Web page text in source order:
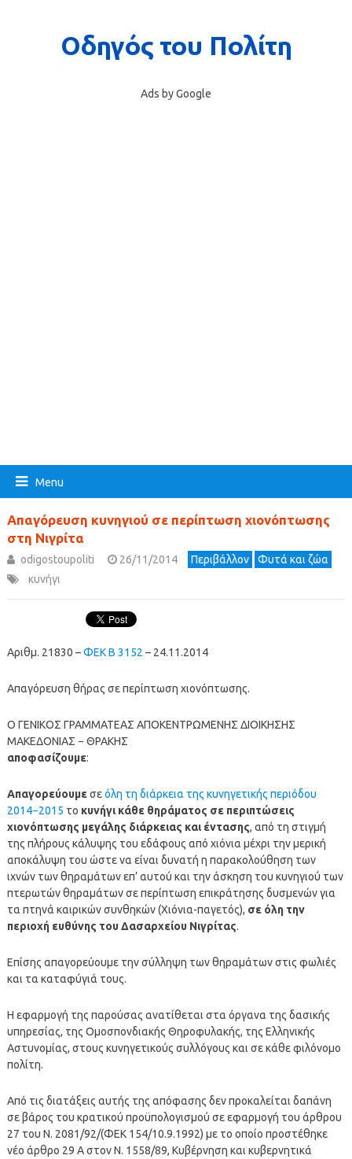
Ads by Google
Menu
Απαγόρευση κυνηγιού σε περίπτωση χιονόπτωσης
στη Νιγρίτα
odigostoupoliti 26/11/2014 Περιβάλλον
Φυτά και ζώα
κυνήγι
Αριθμ. 21830 –ΦΕΚ B 3152 – 24.11.2014
Απαγόρευση θήρας σε περίπτωση χιονόπτωσης.
Ο ΓΕΝΙΚΟΣ ΓΡΑΜΜΑΤΕΑΣ ΑΠΟΚΕΝΤΡΩΜΕΝΗΣ ΔΙΟΙΚΗΣΗΣ
ΜΑΚΕΔΟΝΙΑΣ − ΘΡΑΚΗΣ
αποφασίζουμε:
Απαγορεύουμεσεόλη τη διάρκεια της κυνηγετικής περιόδου
2014−2015 το κυνήγι κάθε θηράματος σε περιπτώσεις
χιονόπτωσης μεγάλης διάρκειας και έντασης, από τη στιγμή
της πλήρους κάλυψης του εδάφους από χιόνια μέχρι την μερική
αποκάλυψη του ώστε να είναι δυνατή η παρακολούθηση των
ιχνών των θηραμάτων επ’ αυτού και την άσκηση του κυνηγιού των
πτερωτών θηραμάτων σε περίπτωση επικράτησης δυσμενών για
τα πτηνά καιρικών συνθηκών (Χιόνια-παγετός), σε όλη την
περιοχή ευθύνης του Δασαρχείου Νιγρίτας.
Επίσης απαγορεύουμε την σύλληψη των θηραμάτων στις φωλιές
και τα καταφύγιά τους.
Η εφαρμογή της παρούσας ανατίθεται στα όργανα της δασικής
υπηρεσίας, της Ομοσπονδιακής Θηροφυλακής, της Ελληνικής
Αστυνομίας, στους κυνηγετικούς συλλόγους και σε κάθε φιλόνομο
πολίτη.
Από τις διατάξεις αυτής της απόφασης δεν προκαλείται δαπάνη
σε βάρος του κρατικού προϋπολογισμού σε εφαρμογή του άρθρου
27 του Ν. 2081/92/(ΦΕΚ 154/10.9.1992) με το οποίο προστέθηκε
νέο άρθρο 29 Α στον Ν. 1558/89, Κυβέρνηση και κυβερνητικά